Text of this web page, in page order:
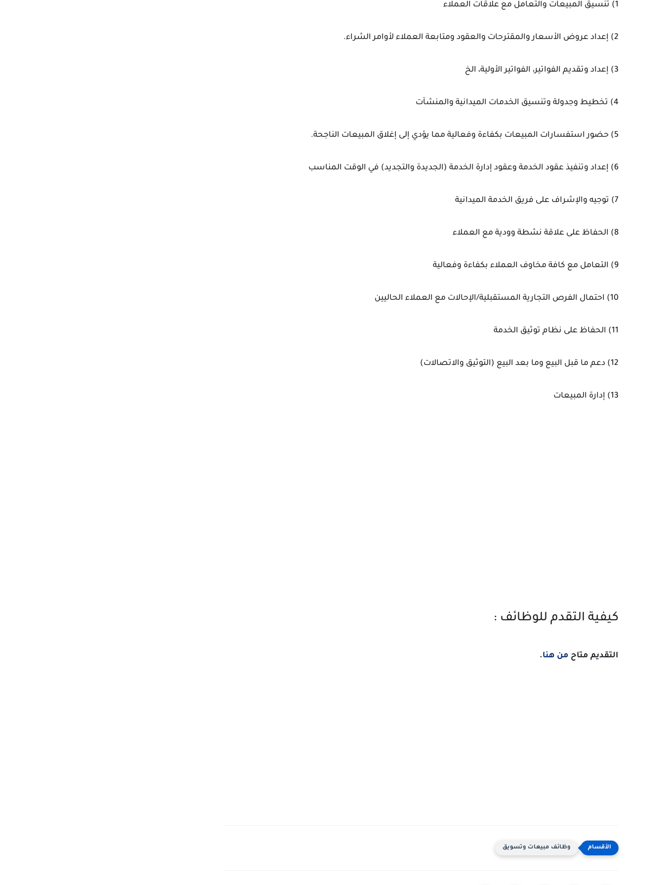
1) تنسيق المبيعات والتعامل مع علاقات العملاء
2) إعداد عروض الأسعار والمقترحات والعقود ومتابعة العملاء لأوامر الشراء.
3) إعداد وتقديم الفواتير، الفواتير الأولية، الخ
4) تخطيط وجدولة وتنسيق الخدمات الميدانية والمنشآت
5) حضور استفسارات المبيعات بكفاءة وفعالية مما يؤدي إلى إغلاق المبيعات الناجحة.
6) إعداد وتنفيذ عقود الخدمة وعقود إدارة الخدمة (الجديدة والتجديد) في الوقت المناسب
7) توجيه والإشراف على فريق الخدمة الميدانية
8) الحفاظ على علاقة نشطة وودية مع العملاء
9) التعامل مع كافة مخاوف العملاء بكفاءة وفعالية
10) احتمال الفرص التجارية المستقبلية/الإحالات مع العملاء الحاليين
11) الحفاظ على نظام توثيق الخدمة
12) دعم ما قبل البيع وما بعد البيع (التوثيق والاتصالات)
13) إدارة المبيعات
كيفية التقدم للوظائف :
التقديم متاح من هنا.
وظائف مبيعات وتسويق